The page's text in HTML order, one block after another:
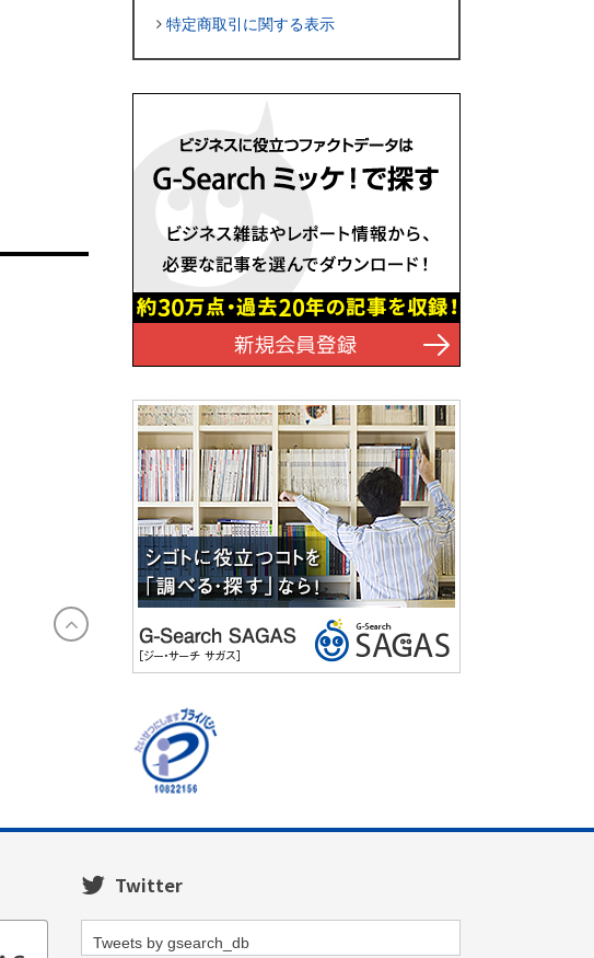
特定商取引に関する表示
Twitter
Tweets by gsearch_db